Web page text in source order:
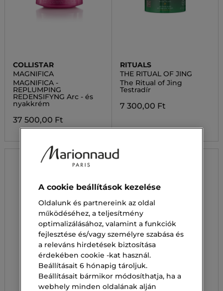
COLLISTAR
MAGNIFICA
MAGNIFICA -
REPLUMPING
REDENSIFYNG Arc - és
nyakkrém
37 500,00 Ft
RITUALS
THE RITUAL OF JING
The Ritual of Jing
Testradír
7 300,00 Ft
A cookie beállítások kezelése
Oldalunk és partnereink az oldal
működéséhez, a teljesítmény
optimalizálásához, valamint a funkciók
fejlesztése és/vagy személyre szabása és
a releváns hirdetések biztosítása
érdekében cookie -kat használ.
Beállításait 6 hónapig tároljuk.
Beállításait bármikor módosíthatja, ha a
webhely minden oldalának alján